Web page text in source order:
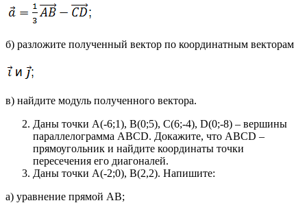
б) разложите полученный вектор по координатным векторам
в) найдите модуль полученного вектора.
Даны точки А(-6;1), В(0;5), С(6;-4), D(0;-8) – вершины
параллелограмма ABCD. Докажите, что ABCD –
прямоугольник и найдите координаты точки
пересечения его диагоналей.
Даны точки А(-2;0), В(2,2). Напишите:
а) уравнение прямой АВ;